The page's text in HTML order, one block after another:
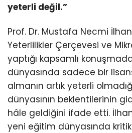
yeterli değil.”
Prof. Dr. Mustafa Necmi
Yeterlilikler Çerçevesi ve
yaptığı kapsamlı
dünyasında sadece bir
almanın artık yeterli
dünyasının beklentilerinin
hâle geldiğini ifade etti.
yeni eğitim dünyasında kritik